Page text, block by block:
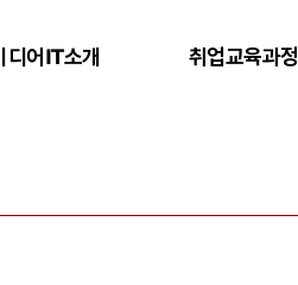
디어IT소개 취업교육과정